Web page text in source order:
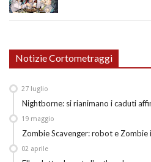
Notizie Cortometraggi
Nightborne: si rianimano i caduti
27 luglio
Zombie Scavenger: robot e
19 maggio
02 aprile